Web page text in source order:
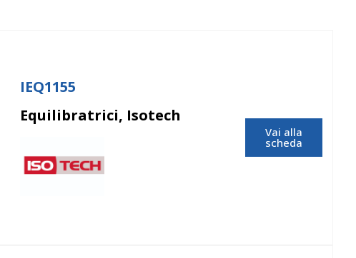
IEQ1155
Equilibratrici, Isotech
Vai alla
scheda